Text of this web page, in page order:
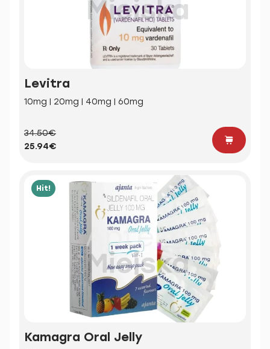
Levitra
10mg | 20mg | 40mg | 60mg
34.50€
25.94€
Hit!
Kamagra Oral Jelly